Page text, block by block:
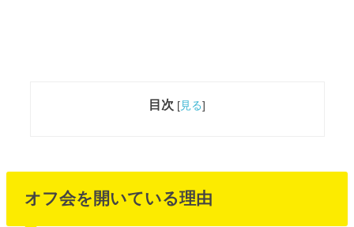
目次 [見る]
オフ会を開いている理由